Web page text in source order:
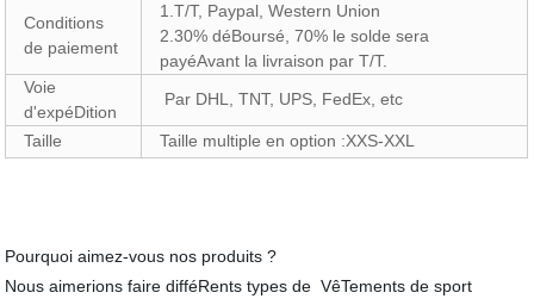
Conditions
de paiement
1.T/T, Paypal, Western Union
2.30% déBoursé, 70% le solde sera
payéAvant la livraison par T/T.
Voie
d'expéDition
Par DHL, TNT, UPS, FedEx, etc
Taille Taille multiple en option :XXS-XXL
Pourquoi aimez-vous nos produits ?
Nous aimerions faire difféRents types de VêTements de sport